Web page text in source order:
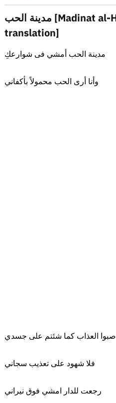
مدينة الحب [Madinat al-Hob] [Russian
translation]
مدينة الحب أمشي فى شوارعكِ
وأنا أرى الحب محمولاً بأكفاني
صبوا العذاب كما شئتم على جسدي
فلا شهود على تعذيب سجاني
رجعت للدار امشي فوق نيراني